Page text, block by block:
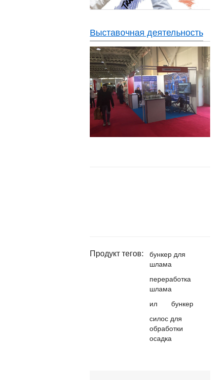
Выставочная деятельность
Продукт тегов:
бункер для
шлама
переработка
шлама
ил
бункер
силос для
обработки
осадка